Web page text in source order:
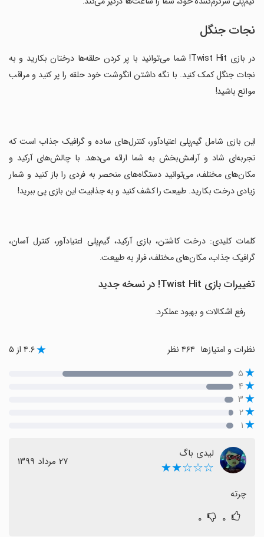
نجات جنگل
در بازی Twist Hit! شما می‌توانید با پر کردن حلقه‌ها درختان بکارید و به
نجات جنگل کمک کنید. با نگه داشتن انگوشت خود حلقه را پر کنید و مراقب
موانع باشید!
‏این بازی شامل گیم‌پلی اعتیادآور، کنترل‌های ساده و گرافیک جذاب است که
تجربه‌ای شاد و آرامش‌بخش به شما ارائه می‌دهد. با چالش‌های آرکید و
مکان‌های مختلف، می‌توانید دستگاه‌های منحصر به فردی را باز کنید و شمار
زیادی درخت بکارید. طبیعت را کشف کنید و به جذابیت این بازی پی ببرید!
‏کلمات کلیدی: درخت کاشتن، بازی آرکید، گیم‌پلی اعتیادآور، کنترل آسان،
گرافیک جذاب، مکان‌های مختلف، فرار به طبیعت.
تغییرات بازی Twist Hit! در نسخه جدید
رفع اشکالات و بهبود عملکرد.
نظرات و امتیازها ۴.۶ از ۵
۵
۴
۳
۲
۱
لیدی باگ
☆☆☆★★ ٢٧ مرداد ١٣٩٩
چرته
۰ ۰